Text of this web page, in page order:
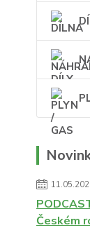
Českém